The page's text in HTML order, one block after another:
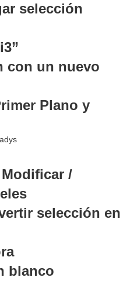
selección
con un nuevo
Plano y
/
selección en
blanco